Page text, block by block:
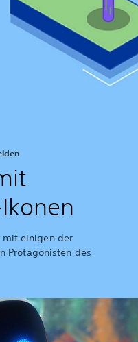
mit einigen der
Protagonisten des